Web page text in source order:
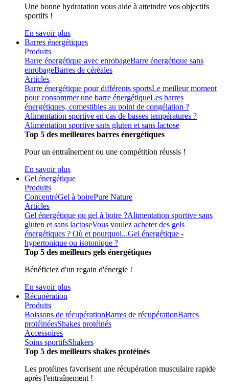
Une bonne hydratation vous aide à atteindre vos objectifs
sportifs !
En savoir plus
Barres énergétiques
Produits
Barre énergétique avec enrobageBarre énergétique sans
enrobageBarres de céréales
Articles
Barre énergétique pour différents sportsLe meilleur moment
pour consommer une barre énergétiqueLes barres
énergétiques, comestibles au point de congélation ?
Alimentation sportive en cas de basses températures ?
Alimentation sportive sans gluten et sans lactose
Top 5 des meilleures barres énergétiques
Pour un entraînement ou une compétition réussis !
En savoir plus
Gel énergétique
Produits
ConcentréGel à boirePure Nature
Articles
Gel énergétique ou gel à boire ?Alimentation sportive sans
gluten et sans lactoseVous voulez acheter des gels
énergétiques ? Où et pourquoi...Gel énergétique -
hypertonique ou isotonique ?
Top 5 des meilleurs gels énergétiques
Bénéficiez d'un regain d'énergie !
En savoir plus
Récupération
Produits
Boissons de récupérationBarres de récupérationBarres
protéinéesShakes protéinés
Accessoires
Soins sportifsShakers
Top 5 des meilleurs shakes protéinés
Les protéines favorisent une récupération musculaire rapide
après l'entraînement !